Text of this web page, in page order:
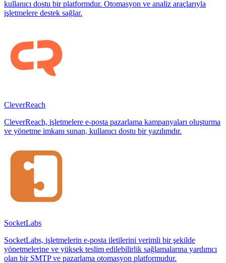
kullanıcı dostu bir platformdur. Otomasyon ve analiz araçlarıyla
işletmelere destek sağlar.
CleverReach
CleverReach, işletmelere e-posta pazarlama kampanyaları oluşturma
ve yönetme imkanı sunan, kullanıcı dostu bir yazılımdır.
SocketLabs
SocketLabs, işletmelerin e-posta iletilerini verimli bir şekilde
yönetmelerine ve yüksek teslim edilebilirlik sağlamalarına yardımcı
olan bir SMTP ve pazarlama otomasyon platformudur.